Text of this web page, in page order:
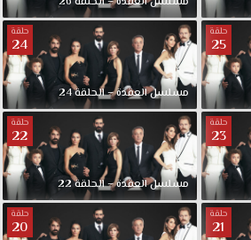
حلقة
25
حلقة
24
مسلسل العقدة – الحلقة 24
حلقة
23
حلقة
22
مسلسل العقدة – الحلقة 22
حلقة
21
حلقة
20